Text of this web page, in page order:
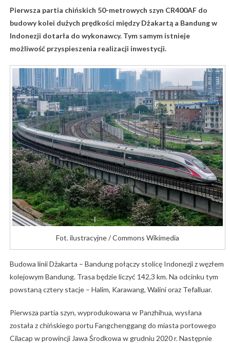
Pierwsza partia chińskich 50-metrowych szyn CR400AF do
budowy kolei dużych prędkości między Dżakartą a Bandung w
Indonezji dotarła do wykonawcy. Tym samym istnieje
możliwość przyspieszenia realizacji inwestycji.
Fot. ilustracyjne / Commons Wikimedia
Budowa linii Dżakarta – Bandung połączy stolicę Indonezji z węzłem
kolejowym Bandung. Trasa będzie liczyć 142,3 km. Na odcinku tym
powstaną cztery stacje – Halim, Karawang, Walini oraz Tefalluar.
Pierwsza partia szyn, wyprodukowana w Panzhihua, wysłana
została z chińskiego portu Fangchenggang do miasta portowego
Cilacap w prowincji Jawa Środkowa w grudniu 2020 r. Następnie